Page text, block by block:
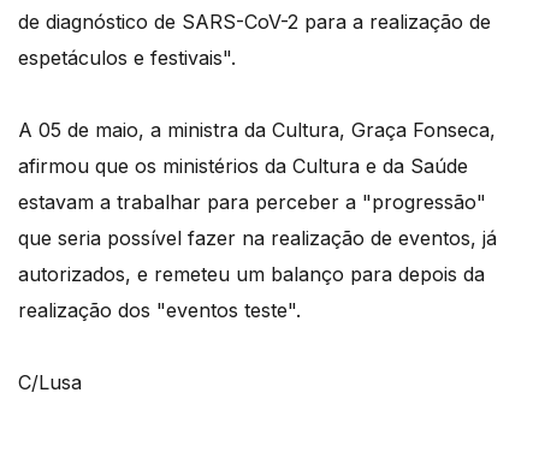
de diagnóstico de SARS-CoV-2 para a realização de
espetáculos e festivais".
A 05 de maio, a ministra da Cultura, Graça Fonseca,
afirmou que os ministérios da Cultura e da Saúde
estavam a trabalhar para perceber a "progressão"
que seria possível fazer na realização de eventos, já
autorizados, e remeteu um balanço para depois da
realização dos "eventos teste".
C/Lusa